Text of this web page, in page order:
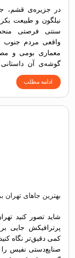
در جزیره‌ی قشم،
نیلگون و طبیعت
سنتی فرصتی
واقعی مردم جنوب
معماری بومی و
گوشه‌ی آن
جزیره را بازگو می‌کند.
ادامه مطلب
بهترین جاهای تهران
شاید تصور کنید
پرترافیکش جایی
کمی دقیق‌تر نگاه
صنایع‌دستی نفیس را